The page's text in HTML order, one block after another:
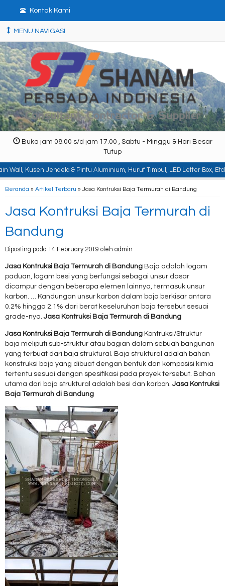
Kontak Kami
MENU NAVIGASI
Buka jam 08.00 s/d jam 17.00 , Sabtu - Minggu & Hari Besar
Tutup
Kusen Jendela & Pintu Aluminium, Huruf Timbul, LED Letter Box,
Beranda » Artikel Terbaru » Jasa Kontruksi Baja Termurah di Bandung
Jasa Kontruksi Baja Termurah di
Bandung
Diposting pada 14 February 2019 oleh admin
Jasa Kontruksi Baja Termurah di Bandung Baja adalah logam
paduan, logam besi yang berfungsi sebagai unsur dasar
dicampur dengan beberapa elemen lainnya, termasuk unsur
karbon. … Kandungan unsur karbon dalam baja berkisar antara
0.2% hingga 2.1% dari berat keseluruhan baja tersebut sesuai
grade-nya.Jasa Kontruksi Baja Termurah di Bandung
Jasa Kontruksi Baja Termurah di Bandung Kontruksi/Struktur
baja meliputi sub-struktur atau bagian dalam sebuah bangunan
yang terbuat dari baja struktural. Baja struktural adalah bahan
konstruksi baja yang dibuat dengan bentuk dan komposisi kimia
tertentu sesuai dengan spesifikasi pada proyek tersebut. Bahan
utama dari baja struktural adalah besi dan karbon.Jasa Kontruksi
Baja Termurah di Bandung